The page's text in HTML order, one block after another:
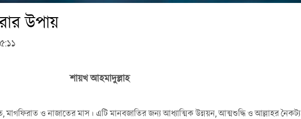
উপায়
শায়খ আহমাদুল্লাহ
ও নাজাতের মাস। এটি মানবজাতির জন্য আধ্যাত্মিক উন্নয়ন, আত্মশুদ্ধি ও আল্লাহর নৈকট্য